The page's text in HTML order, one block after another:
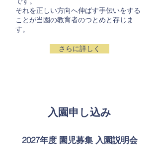
それを正しい方向へ伸ばす手伝いをする
ことが当園の教育者のつとめと存じま
す。
さらに詳しく
入園申し込み
2027年度 園児募集 入園説明会